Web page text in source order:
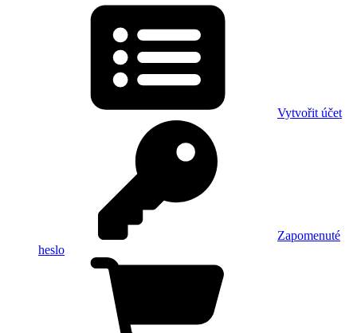
Vytvořit účet
Zapomenuté
heslo